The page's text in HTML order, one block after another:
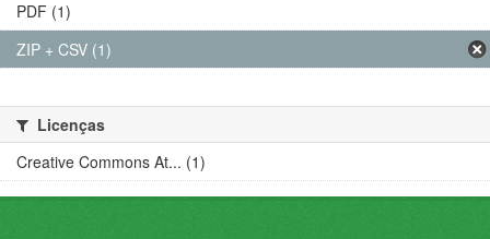
PDF (1)
ZIP + CSV (1)
Licenças
Creative Commons At... (1)